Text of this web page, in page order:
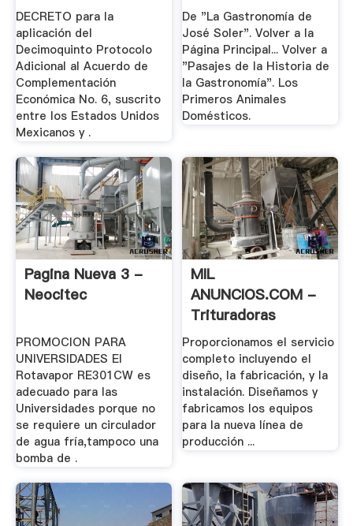
DECRETO para la
aplicación del
Decimoquinto Protocolo
Adicional al Acuerdo de
Complementación
Económica No. 6, suscrito
entre los Estados Unidos
Mexicanos y .
De "La Gastronomía de
José Soler". Volver a la
Página Principal... Volver a
"Pasajes de la Historia de
la Gastronomía". Los
Primeros Animales
Domésticos.
Pagina Nueva 3 -
Neocitec
PROMOCION PARA
UNIVERSIDADES El
Rotavapor RE301CW es
adecuado para las
Universidades porque no
se requiere un circulador
de agua fría,tampoco una
bomba de .
MIL
ANUNCIOS.COM -
Trituradoras
Piedras. .
Proporcionamos el servicio
completo incluyendo el
diseño, la fabricación, y la
instalación. Diseñamos y
fabricamos los equipos
para la nueva línea de
producción ...